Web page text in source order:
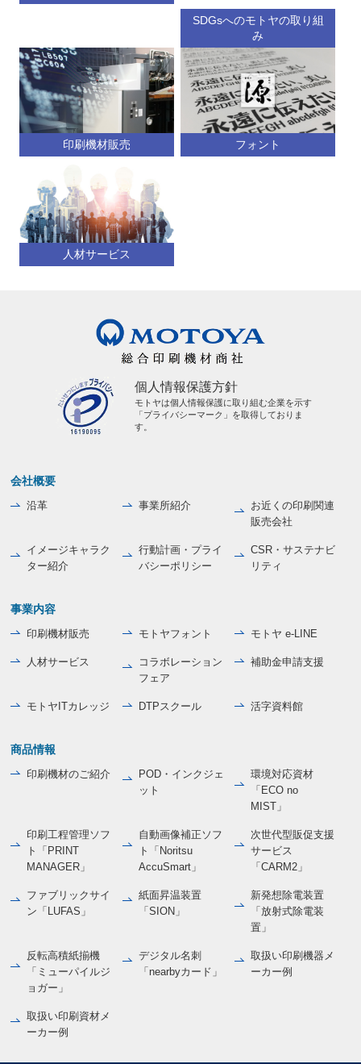
SDGsへのモトヤの取り組
み
印刷機材販売 フォント
人材サービス
個人情報保護方針
モトヤは個人情報保護に取り組む企業を示す
「プライバシーマーク」を取得しておりま
す。
会社概要
沿革 事業所紹介
お近くの印刷関連
販売会社
イメージキャラク
ター紹介
行動計画・プライ
バシーポリシー
CSR・サステナビ
リティ
事業内容
印刷機材販売 モトヤフォント モトヤ e-LINE
人材サービス
コラボレーション
フェア
補助金申請支援
モトヤITカレッジ DTPスクール 活字資料館
商品情報
印刷機材のご紹介
POD・インクジェ
ット
環境対応資材
「ECO no
MIST」
印刷工程管理ソフ
ト「PRINT
MANAGER」
自動画像補正ソフ
ト「Noritsu
AccuSmart」
次世代型販促支援
サービス
「CARM2」
ファブリックサイ
ン「LUFAS」
紙面昇温装置
「SION」
新発想除電装置
「放射式除電装
置」
反転高積紙揃機
「ミューパイルジ
ョガー」
デジタル名刺
「nearbyカード」
取扱い印刷機器メ
ーカー例
取扱い印刷資材メ
ーカー例